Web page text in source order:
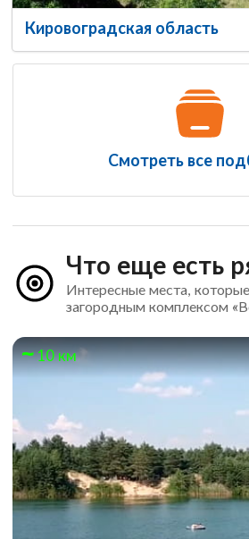
Кировоградская область
Смотреть все
Что еще есть
Интересные места,
загородным комплексом
10 км